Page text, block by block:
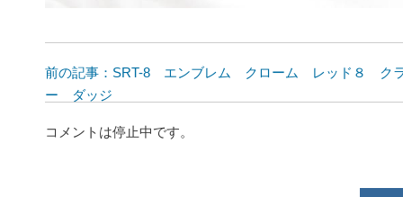
前の記事：SRT-8 エンブレム クローム レッド８ ク
ー ダッジ
コメントは停止中です。